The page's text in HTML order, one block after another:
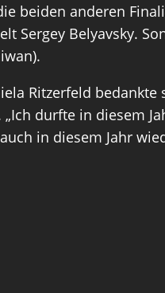
beiden anderen
Sergey Belyavsky.
Ritzerfeld
durfte in diesem
in diesem Jahr